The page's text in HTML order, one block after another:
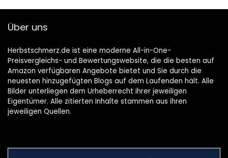
Über uns
Herbstschmerz.de ist eine moderne All-in-One-
Preisvergleichs- und Bewertungswebsite, die die besten auf
Amazon verfügbaren Angebote bietet und Sie durch die
neuesten hinzugefügten Blogs auf dem Laufenden hält. Alle
Bilder unterliegen dem Urheberrecht ihrer jeweiligen
Eigentümer. Alle zitierten Inhalte stammen aus ihren
jeweiligen Quellen.